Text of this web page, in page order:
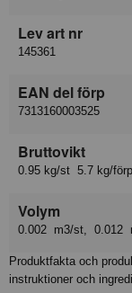
Lev art nr
145361
EAN del förp
7313160003525
Bruttovikt
0.95 kg/st 5.7 kg/förp
Volym
0.002 m3/st, 0.012
Produktfakta och
instruktioner och